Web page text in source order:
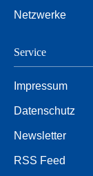
Netzwerke
Service
Impressum
Datenschutz
Newsletter
RSS Feed